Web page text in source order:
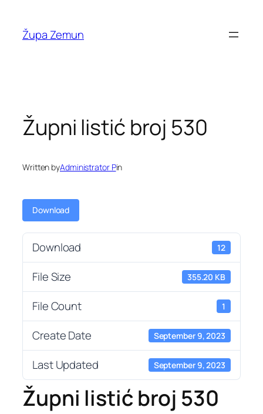
content
Župa Zemun
Župni listić broj 530
Written byAdministrator Pin
Download
Download 12
File Size 355.20 KB
File Count 1
Create Date September 9, 2023
Last Updated September 9, 2023
Župni listić broj 530